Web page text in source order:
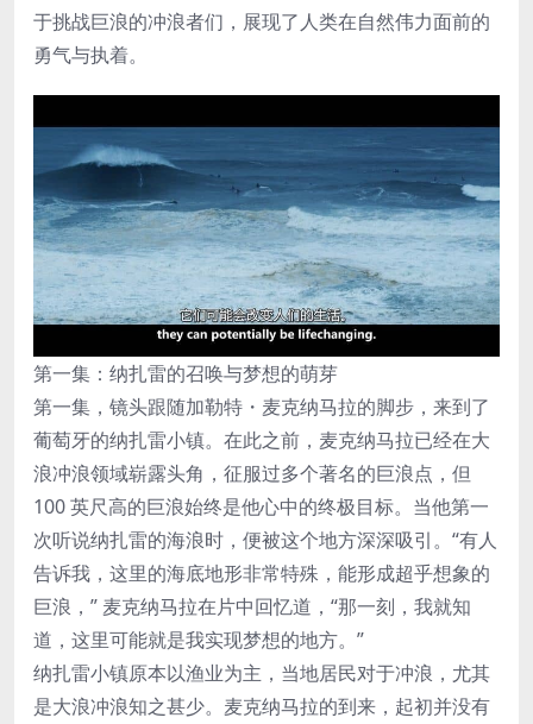
于挑战巨浪的冲浪者们，展现了人类在自然伟力面前的
勇气与执着。
第一集：纳扎雷的召唤与梦想的萌芽
第一集，镜头跟随加勒特・麦克纳马拉的脚步，来到了
葡萄牙的纳扎雷小镇。在此之前，麦克纳马拉已经在大
浪冲浪领域崭露头角，征服过多个著名的巨浪点，但
100 英尺高的巨浪始终是他心中的终极目标。当他第一
次听说纳扎雷的海浪时，便被这个地方深深吸引。“有人
告诉我，这里的海底地形非常特殊，能形成超乎想象的
巨浪，” 麦克纳马拉在片中回忆道，“那一刻，我就知
道，这里可能就是我实现梦想的地方。”
纳扎雷小镇原本以渔业为主，当地居民对于冲浪，尤其
是大浪冲浪知之甚少。麦克纳马拉的到来，起初并没有